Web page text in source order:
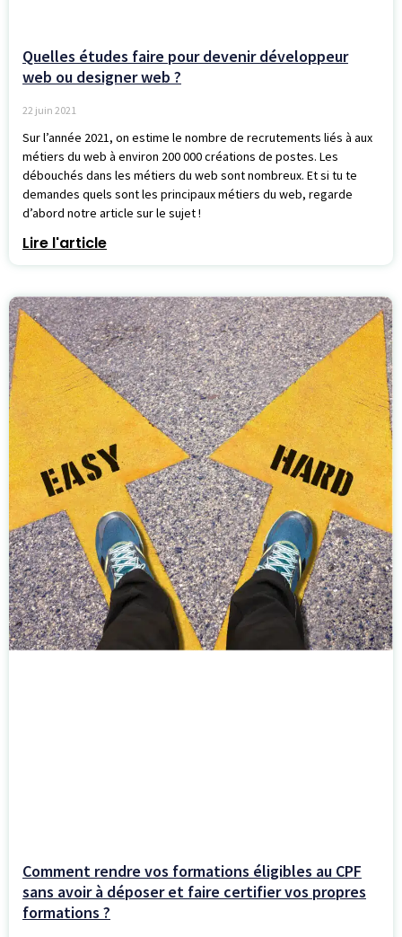
Quelles études faire pour devenir développeur
web ou designer web ?
22 juin 2021
Sur l’année 2021, on estime le nombre de recrutements liés à aux
métiers du web à environ 200 000 créations de postes. Les
débouchés dans les métiers du web sont nombreux. Et si tu te
demandes quels sont les principaux métiers du web, regarde
d’abord notre article sur le sujet !
Lire l'article
Comment rendre vos formations éligibles au CPF
sans avoir à déposer et faire certifier vos propres
formations ?